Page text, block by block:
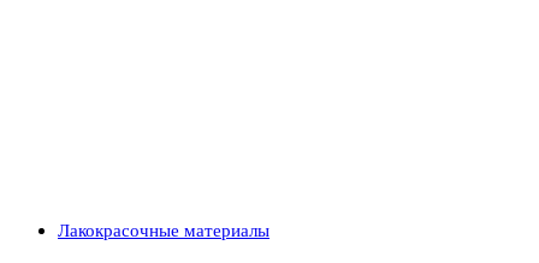
Лакокрасочные материалы